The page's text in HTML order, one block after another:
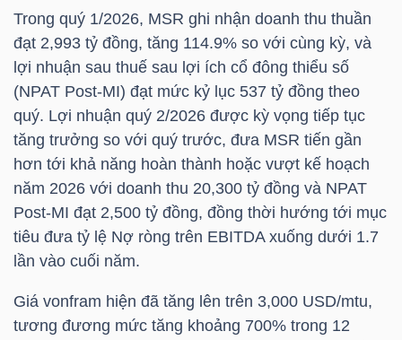
Trong quý 1/2026, MSR ghi nhận doanh thu thuần
đạt 2,993 tỷ đồng, tăng 114.9% so với cùng kỳ, và
lợi nhuận sau thuế sau lợi ích cổ đông thiểu số
(NPAT Post-MI) đạt mức kỷ lục 537 tỷ đồng theo
quý. Lợi nhuận quý 2/2026 được kỳ vọng tiếp tục
tăng trưởng so với quý trước, đưa MSR tiến gần
hơn tới khả năng hoàn thành hoặc vượt kế hoạch
năm 2026 với doanh thu 20,300 tỷ đồng và NPAT
Post-MI đạt 2,500 tỷ đồng, đồng thời hướng tới mục
tiêu đưa tỷ lệ Nợ ròng trên EBITDA xuống dưới 1.7
lần vào cuối năm.
Giá vonfram hiện đã tăng lên trên 3,000 USD/mtu,
tương đương mức tăng khoảng 700% trong 12
NĂNG
LƯỢNG
NGUYÊN